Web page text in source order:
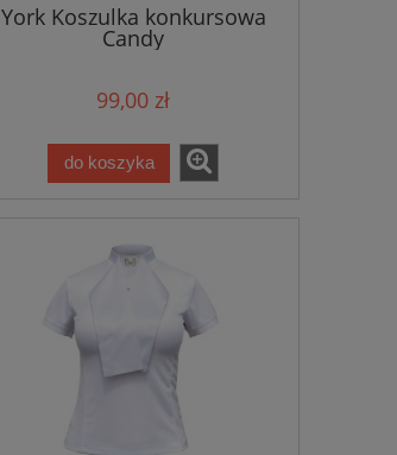
York Koszulka konkursowa
Candy
99,00 zł
do koszyka